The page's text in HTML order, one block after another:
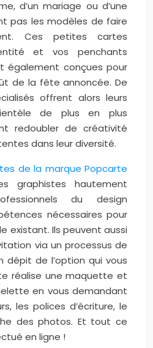
d’un mariage ou d’une
pas les modèles de faire
Ces petites cartes
et vos penchants
également conçues pour
de la fête annoncée. De
offrent alors leurs
de plus en plus
redoubler de créativité
dans leur diversité.
de la marque Popcarte
graphistes hautement
du design
nécessaires pour
existant. Ils peuvent aussi
via un processus de
dépit de l’option qui vous
réalise une maquette et
en vous demandant
les polices d’écriture, le
des photos. Et tout ce
en ligne !